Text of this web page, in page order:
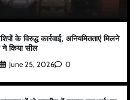
के विरुद्ध कार्रवाई, अनियमितताएं मिलने
किया सील
June 25, 2026 0